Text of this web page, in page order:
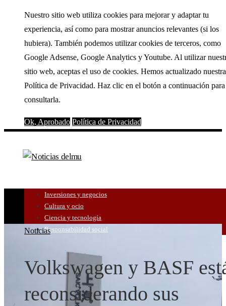
Nuestro sitio web utiliza cookies para mejorar y adaptar tu
experiencia, así como para mostrar anuncios relevantes (si los
hubiera). También podemos utilizar cookies de terceros, como
Google Adsense, Google Analytics y Youtube. Al utilizar
sitio web, aceptas el uso de cookies. Hemos actualizado nuestra
Política de Privacidad. Haz clic en el botón a continuación para
consultarla.
Ok, Aprobado Política de Privacidad
Inversiones y negocios
Cultura y ocio
Ciencia y tecnología
Responsabilidad social
Noticias
Volkswagen y BASF
reconsiderando sus